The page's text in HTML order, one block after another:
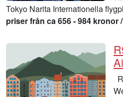
Tokyo Narita Internationella
priser från ca 656 - 984 kronor